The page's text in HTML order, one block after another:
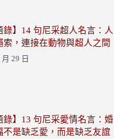
錄】14 句尼采超人名言：人
索，連接在動物與超人之間
29 日
錄】13 句尼采愛情名言：婚
不是缺乏愛，而是缺乏友誼